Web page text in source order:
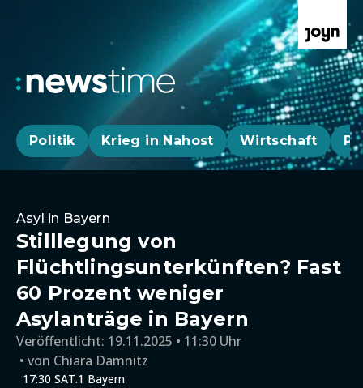
Politik Krieg in Nahost Wirtschaft
Asyl in Bayern
Stilllegung von
Flüchtlingsunterkünften? Fast
60 Prozent weniger
Asylanträge in Bayern
Veröffentlicht: 19.11.2025 • 11:30 Uhr
von Chiara Damnitz
17:30 SAT.1 Bayern